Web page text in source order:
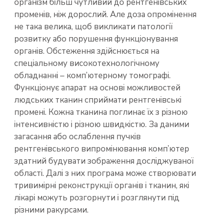
променів, ніж дорослий. Але доза опромінення
не така велика, щоб викликати патології
розвитку або порушення функціонування
органів. Обстеження здійснюється на
спеціальному високотехнологічному
обладнанні – комп’ютерному томографі.
Функціонує апарат на основі можливостей
людських тканин сприймати рентгенівські
промені. Кожна тканина поглинає їх з різною
інтенсивністю і різною швидкістю. За даними
загасання або ослаблення пучків
рентгенівського випромінювання комп’ютер
здатний будувати зображення досліджуваної
області. Далі з них програма може створювати
тривимірні реконструкції органів і тканин, які
лікарі можуть розгорнути і розглянути під
різними ракурсами.